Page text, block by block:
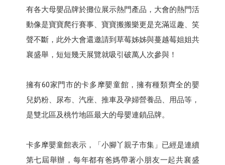
有各大母嬰品牌於攤位展示熱門產品，大會的熱門活
動像是寶寶爬行賽事、寶寶搬搬樂更是充滿逗趣、笑
聲不斷，此外大會還邀請到草莓姊姊與蔓越莓姐姐共
襄盛舉，短短幾天展覽就吸引破萬人次參與！
擁有60家門市的卡多摩嬰童館，擁有種類齊全的嬰
兒奶粉、尿布、汽座、推車及孕婦營養品、用品等，
是雙北區及桃竹地區最大的母嬰連鎖品牌。
卡多摩嬰童館表示，「小腳丫親子市集」已經是連續
第七屆舉辦，每年都有爸媽帶著小朋友一起共襄盛